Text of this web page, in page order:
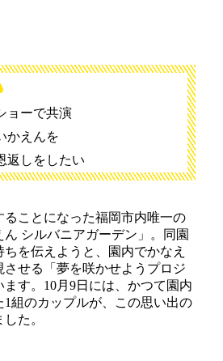
ョーで共演
かえんを
返しをしたい
ことになった福岡市内唯一の
シルバニアガーデン」。同園
を伝えようと、園内でかなえ
させる「夢を咲かせようプロジ
ます。10月9日には、かつて園内
組のカップルが、この思い出の
た。